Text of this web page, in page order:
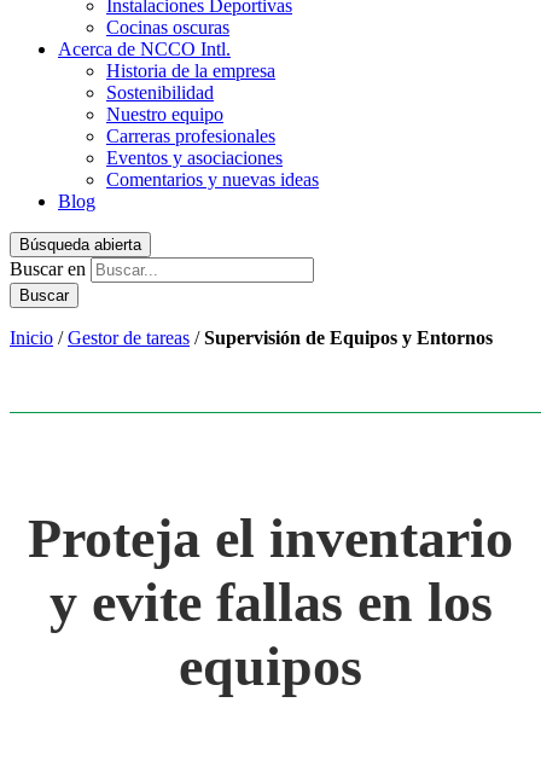
Instalaciones Deportivas
Cocinas oscuras
Acerca de NCCO Intl.
Historia de la empresa
Sostenibilidad
Nuestro equipo
Carreras profesionales
Eventos y asociaciones
Comentarios y nuevas ideas
Blog
Búsqueda abierta
Buscar en
Inicio / Gestor de tareas / Supervisión de Equipos y Entornos
Proteja el inventario
y evite fallas en los
equipos